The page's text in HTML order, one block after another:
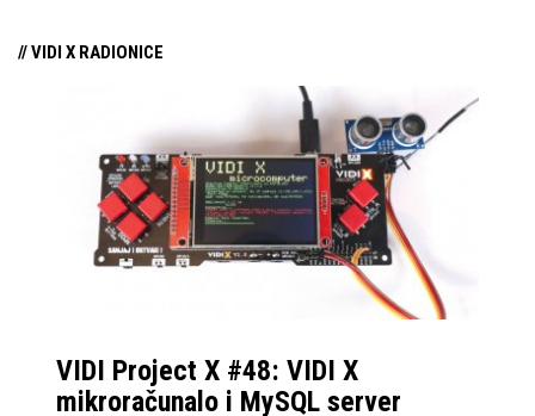
sa konzistentnim
ažuriranjima i
podrškom ovoj formi
uređaja, Samsung je
postao standard kojem
se drugi prilagođavaju,
sa najboljom
softverskom
prilagodbom za
// VIDI X RADIONICE
VIDI Project X #48: VIDI X
mikroračunalo i MySQL server